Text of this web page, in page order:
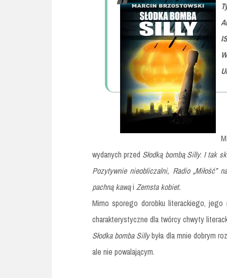
wydanych przed Słodką bombą Silly: I tak
Pozytywnie nieobliczalni, Radio „Miłość”
pachną kawąi Zemsta kobiet.
Mimo sporego dorobku literackiego,
charakterystyczne dla twórcy chwyty
Słodka bomba Sillybyła dla mnie dobrym
ale nie powalającym.